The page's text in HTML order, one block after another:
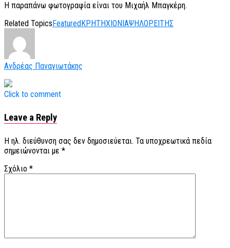
Η παραπάνω φωτογραφία είναι του Μιχαήλ Μπαγκέρη.
Related Topics Featured ΚΡΗΤΗΧΙΟΝΙΑΨΗΛΟΡΕΙΤΗΣ
Ανδρέας Παναγιωτάκης
Click to comment
Leave a Reply
Η ηλ. διεύθυνση σας δεν δημοσιεύεται. Τα υποχρεωτικά πεδία
σημειώνονται με *
Σχόλιο *